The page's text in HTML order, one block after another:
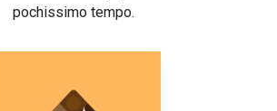
pochissimo tempo.